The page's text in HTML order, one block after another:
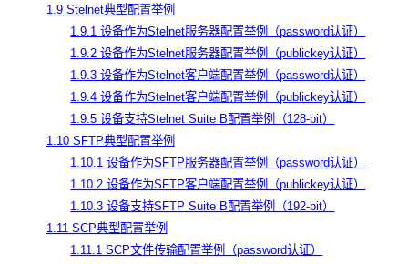
1.9 Stelnet典型配置举例
1.9.1 设备作为Stelnet服务器配置举例（password认证）
1.9.2 设备作为Stelnet服务器配置举例（publickey认证）
1.9.3 设备作为Stelnet客户端配置举例（password认证）
1.9.4 设备作为Stelnet客户端配置举例（publickey认证）
1.9.5 设备支持Stelnet Suite B配置举例（128-bit）
1.10 SFTP典型配置举例
1.10.1 设备作为SFTP服务器配置举例（password认证）
1.10.2 设备作为SFTP客户端配置举例（publickey认证）
1.10.3 设备支持SFTP Suite B配置举例（192-bit）
1.11 SCP典型配置举例
1.11.1 SCP文件传输配置举例（password认证）